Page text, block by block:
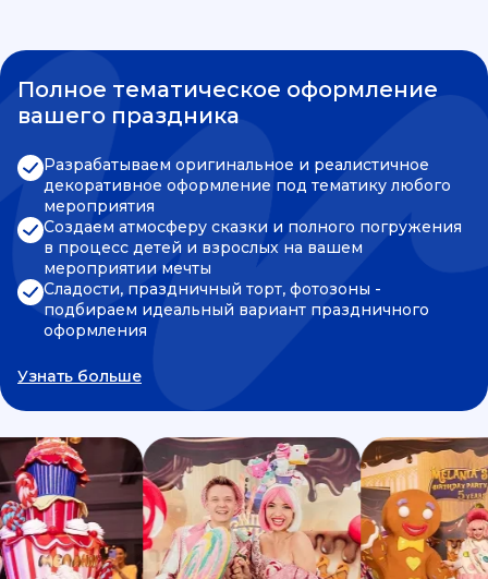
Полное тематическое оформление
вашего праздника
Разрабатываем оригинальное и реалистичное
декоративное оформление под тематику любого
мероприятия
Создаем атмосферу сказки и полного погружения
в процесс детей и взрослых на вашем
мероприятии мечты
Сладости, праздничный торт, фотозоны -
подбираем идеальный вариант праздничного
оформления
Узнать больше